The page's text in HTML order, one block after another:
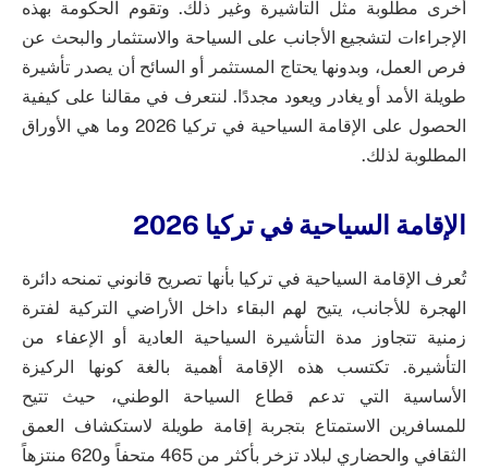
أخرى مطلوبة مثل التأشيرة وغير ذلك. وتقوم الحكومة بهذه
الإجراءات لتشجيع الأجانب على السياحة والاستثمار والبحث عن
فرص العمل، وبدونها يحتاج المستثمر أو السائح أن يصدر تأشيرة
طويلة الأمد أو يغادر ويعود مجددًا. لنتعرف في مقالنا على كيفية
الحصول على الإقامة السياحية في تركيا 2026 وما هي الأوراق
المطلوبة لذلك.
الإقامة السياحية في تركيا 2026
تُعرف الإقامة السياحية في تركيا بأنها تصريح قانوني تمنحه دائرة
الهجرة للأجانب، يتيح لهم البقاء داخل الأراضي التركية لفترة
زمنية تتجاوز مدة التأشيرة السياحية العادية أو الإعفاء من
التأشيرة. تكتسب هذه الإقامة أهمية بالغة كونها الركيزة
الأساسية التي تدعم قطاع السياحة الوطني، حيث تتيح
للمسافرين الاستمتاع بتجربة إقامة طويلة لاستكشاف العمق
الثقافي والحضاري لبلاد تزخر بأكثر من 465 متحفاً و620 منتزهاً